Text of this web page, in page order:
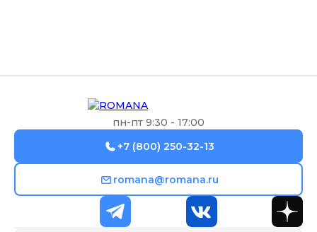
пн-пт 9:30 - 17:00
+7 (800) 250-32-13
romana@romana.ru